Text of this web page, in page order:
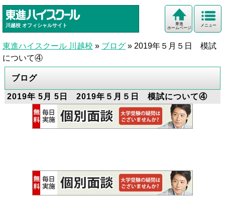
川越校 オフィシャルサイト メニュー
東進
ホームページ
東進ハイスクール 川越校 » ブログ » 2019年５月５日 模試
について④
ブログ
2019年 5月 5日 2019年５月５日 模試について④